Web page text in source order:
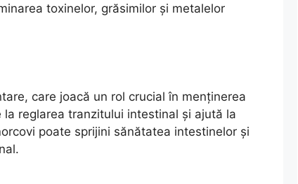
toxinelor, grăsimilor și metalelor
care joacă un rol crucial în menținerea
reglarea tranzitului intestinal și ajută la
poate sprijini sănătatea intestinelor și